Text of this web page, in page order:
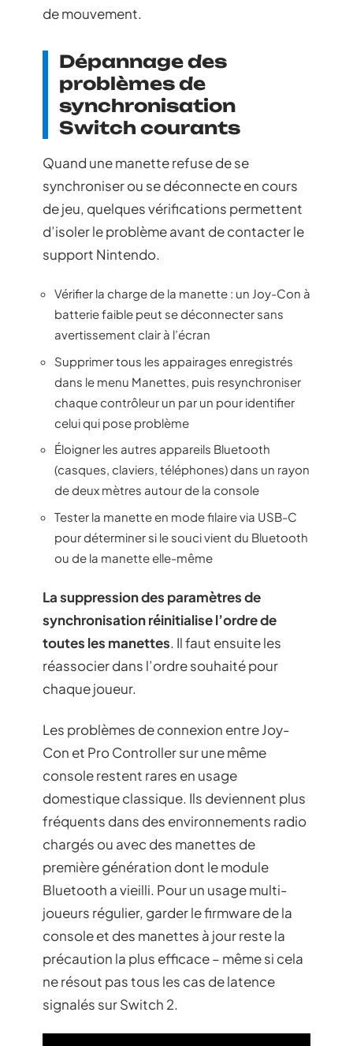
de mouvement.
Dépannage des
problèmes de
synchronisation
Switch courants
Quand une manette refuse de se
synchroniser ou se déconnecte en cours
de jeu, quelques vérifications permettent
d’isoler le problème avant de contacter le
support Nintendo.
Vérifier la charge de la manette : un Joy-Con à
batterie faible peut se déconnecter sans
avertissement clair à l’écran
Supprimer tous les appairages enregistrés
dans le menu Manettes, puis resynchroniser
chaque contrôleur un par un pour identifier
celui qui pose problème
Éloigner les autres appareils Bluetooth
(casques, claviers, téléphones) dans un rayon
de deux mètres autour de la console
Tester la manette en mode filaire via USB-C
pour déterminer si le souci vient du Bluetooth
ou de la manette elle-même
La suppression des paramètres de
synchronisation réinitialise l’ordre de
toutes les manettes. Il faut ensuite les
réassocier dans l’ordre souhaité pour
chaque joueur.
Les problèmes de connexion entre Joy-
Con et Pro Controller sur une même
console restent rares en usage
domestique classique. Ils deviennent plus
fréquents dans des environnements radio
chargés ou avec des manettes de
première génération dont le module
Bluetooth a vieilli. Pour un usage multi-
joueurs régulier, garder le firmware de la
console et des manettes à jour reste la
précaution la plus efficace – même si cela
ne résout pas tous les cas de latence
signalés sur Switch 2.